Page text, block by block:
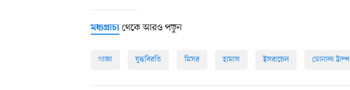
মধ্যপ্রাচ্য থেকে আরও পড়ুন
গাজা যুদ্ধবিরতি মিসর হামাস ইসরায়েল ডোনাল্ড ট্রাম্প